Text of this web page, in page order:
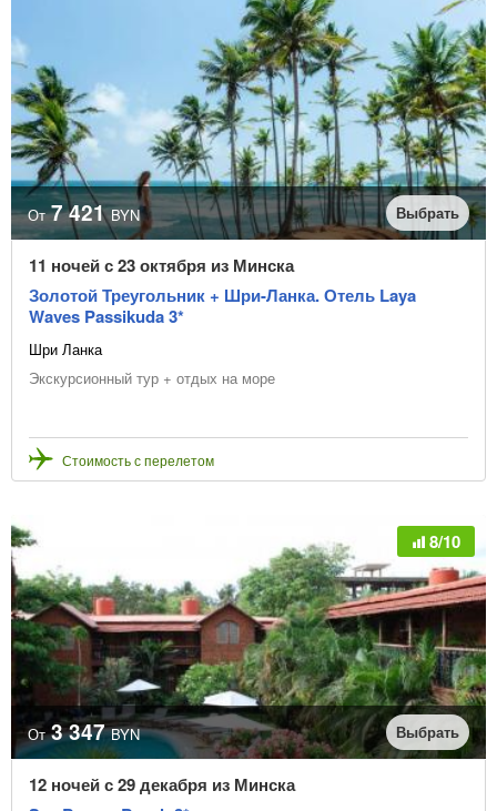
От 7 421 BYN Выбрать
11 ночей с 23 октября из Минска
Золотой Треугольник + Шри-Ланка. Отель Laya
Waves Passikuda 3*
Шри Ланка
Экскурсионный тур + отдых на море
Стоимость с перелетом
8/10
От 3 347 BYN Выбрать
12 ночей с 29 декабря из Минска